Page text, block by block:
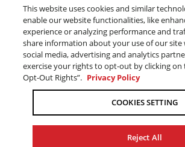
CARRIERES
RESTONS DEHORS
BLOGUE
COMMUNIQUEZ AVEC NOUS
CONCESSIONNAIRES
TROUVEZ UN CONCESSIONNAIRE
DEVENEZ CONCESSIONNAIRE
CONCESSIONAIRE ÉLITE
MENTIONS JURIDIQUES
MODALITÉS ET CONDITIONS
ACOMPTE EN LIGNE MODALITÉS ET
POLITIQUE DE CONFIDENTIALITÉ
L’ACCESSIBILITÉ
COMMANDES EN LIGNE
TRAITEMENT DES COMMANDES
This website uses cookies and similar
enable our website functionalities, like
experience or analyzing performance and
share information about your use of our
social media, advertising and analytics
exercise your rights to opt-out by clicking on
Opt-Out Rights”. Privacy Policy
COOKIES SETTING
Reject All